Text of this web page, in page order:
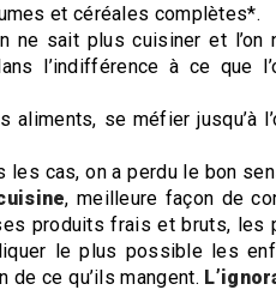
et céréales complètes*.
ne sait plus cuisiner et
l’indifférence à ce que
aliments, se méfier jusqu’à
les cas, on a perdu le bon
, meilleure façon de
produits frais et bruts, les
le plus possible les
de ce qu’ils mangent.